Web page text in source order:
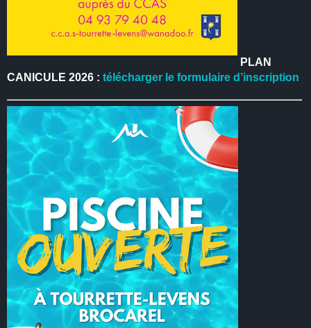
PLAN
CANICULE 2026 :télécharger le formulaire d’inscription